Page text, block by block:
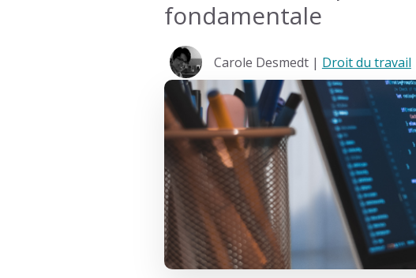
fondamentale
Carole Desmedt | Droit du travail